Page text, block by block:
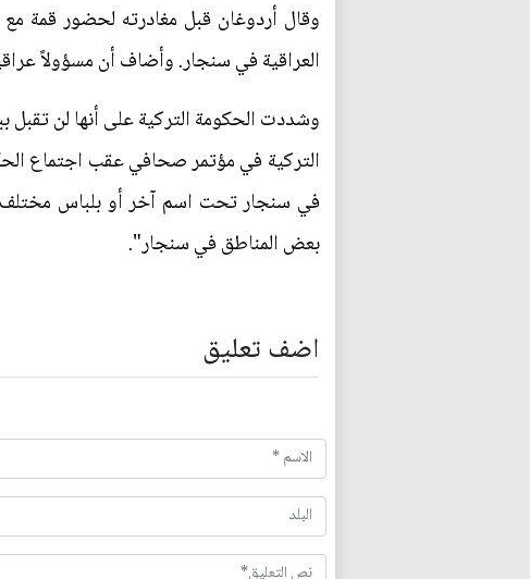
وقال أردوغان قبل مغادرته لحضور قمة
العراقية في سنجار. وأضاف أن مسؤولاً
وشددت الحكومة التركية على أنها لن
التركية في مؤتمر صحافي عقب اجتماع
في سنجار تحت اسم آخر أو بلباس
بعض المناطق في سنجار".
اضف تعليق